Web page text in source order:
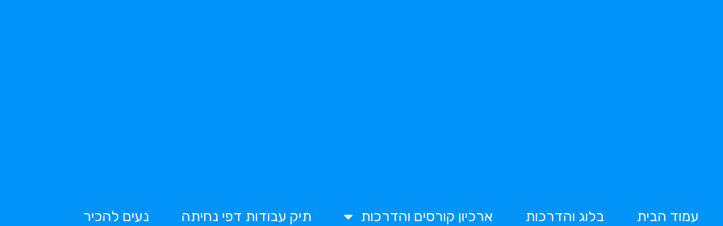
עמוד הבית בלוג והדרכות ארכיון קורסים והדרכות תיק עבודות דפי נחיתה נעים להכיר